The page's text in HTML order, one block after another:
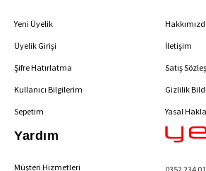
Yeni Üyelik
Üyelik Girişi
Şifre Hatırlatma
Kullanıcı Bilgilerim
Sepetim
İletişim
Satış
Gizlilik
Yasal
Yardım
Müşteri Hizmetleri